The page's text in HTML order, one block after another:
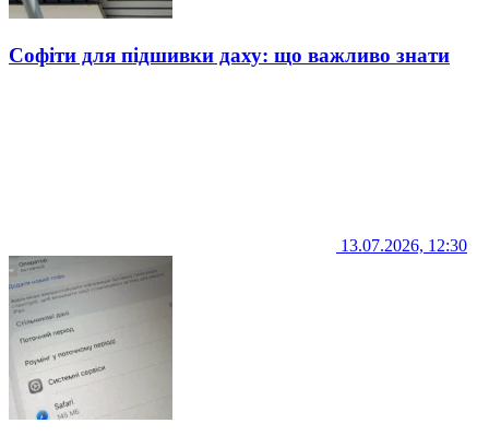
Софіти для підшивки даху: що важливо знати
13.07.2026, 12:30